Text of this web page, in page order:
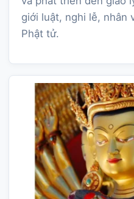
giới luật, nghi lễ, nhân
Phật tử.